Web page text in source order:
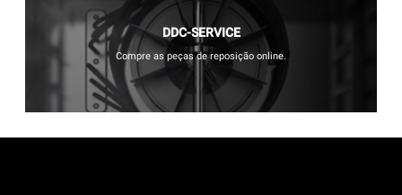
DDC-SERVICE
Compre as peças de reposição online.